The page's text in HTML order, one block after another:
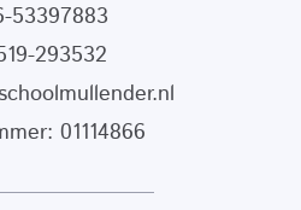
53397883
293532
01114866